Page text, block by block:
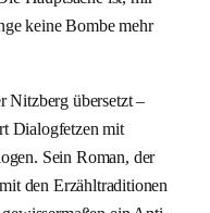
keine Bombe mehr
Nitzberg übersetzt –
Dialogfetzen mit
Sein Roman, der
den Erzähltraditionen